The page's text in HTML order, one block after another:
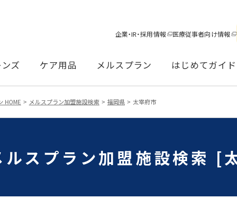
企業・IR・採用情報 医療従事者向け情報
ズ ケア用品 メルスプラン はじめてガイド
HOME メルスプラン加盟施設検索 福岡県 太宰府市
ルスプラン加盟施設検索 [